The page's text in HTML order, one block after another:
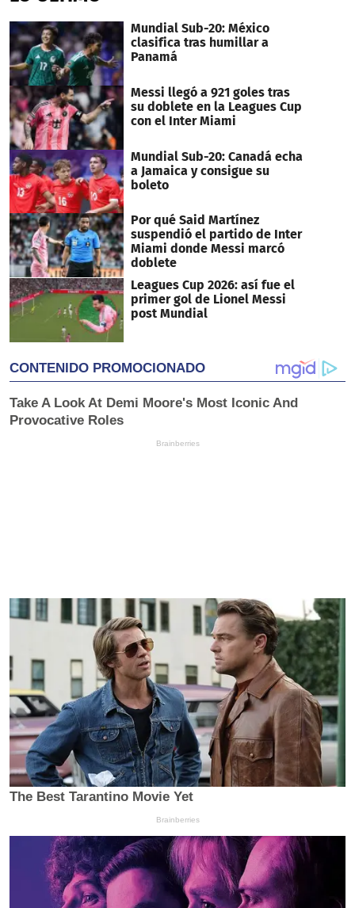
42
seconds
Mundial Sub-20: México
clasifica tras humillar a
Panamá
Messi llegó a 921 goles tras
su doblete en la Leagues Cup
con el Inter Miami
Mundial Sub-20: Canadá echa
a Jamaica y consigue su
boleto
Por qué Said Martínez
suspendió el partido de Inter
Miami donde Messi marcó
doblete
Leagues Cup 2026: así fue el
primer gol de Lionel Messi
post Mundial